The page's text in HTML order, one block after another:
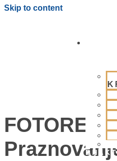
Skip to content